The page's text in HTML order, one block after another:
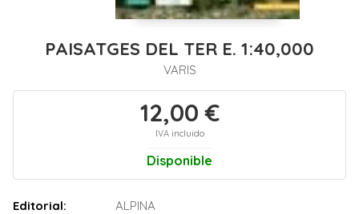
PAISATGES DEL TER E. 1:40,000
VARIS
12,00 €
IVA incluido
Disponible
Editorial:
ALPINA